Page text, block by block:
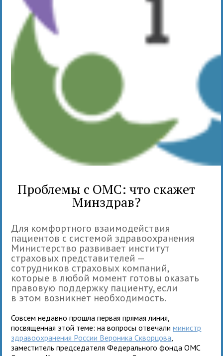
Проблемы с ОМС: что скажет
Минздрав?
Для комфортного взаимодействия
пациентов с системой здравоохранения
Министерство развивает институт
страховых представителей —
сотрудников страховых компаний,
которые в любой момент готовы оказать
правовую поддержку пациенту, если
в этом возникнет необходимость.
Совсем недавно прошла первая прямая линия,
посвященная этой теме: на вопросы отвечалиминистр
здравоохранения России Вероника Скворцова
заместитель председателя Федерального фонда ОМС